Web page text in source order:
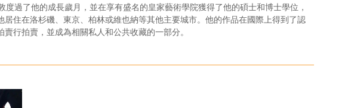
過了他的成長歲月，並在享有盛名的皇家藝術學院獲得了他的碩士和博士學位，
住在洛杉磯、東京、柏林或維也納等其他主要城市。他的作品在國際上得到了認
行拍賣，並成為相關私人和公共收藏的一部分。